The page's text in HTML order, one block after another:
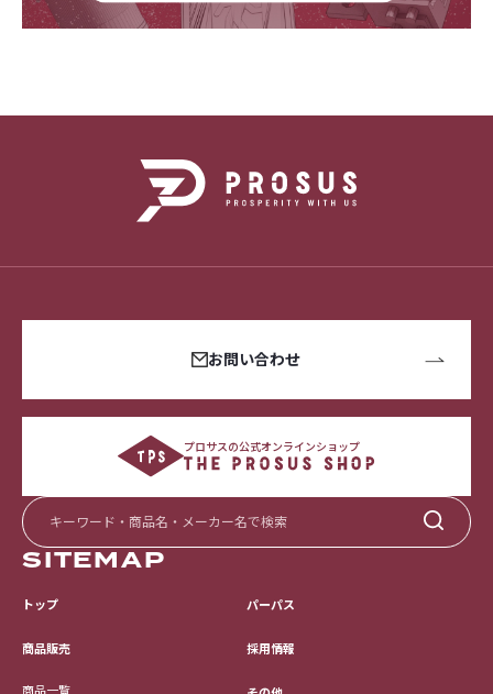
お問い合わせ
プロサスの公式オンラインショップ
SITEMAP
トップ
商品販売
商品一覧
パーパス
採用情報